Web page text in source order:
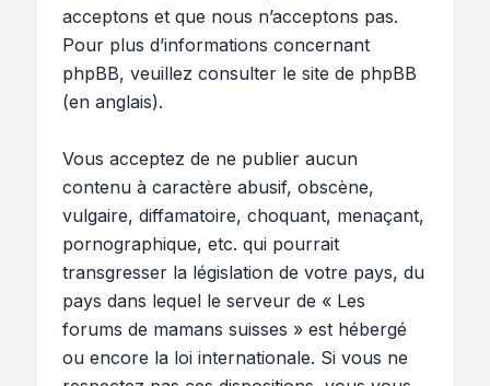
acceptons et que nous n’acceptons pas.
Pour plus d’informations concernant
phpBB, veuillez consulter le site de phpBB
(en anglais).
Vous acceptez de ne publier aucun
contenu à caractère abusif, obscène,
vulgaire, diffamatoire, choquant, menaçant,
pornographique, etc. qui pourrait
transgresser la législation de votre pays, du
pays dans lequel le serveur de « Les
forums de mamans suisses » est hébergé
ou encore la loi internationale. Si vous ne